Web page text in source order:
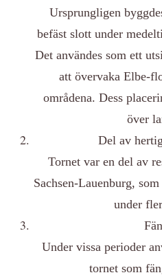
Ursprungligen
befäst slott under
Det användes som ett
att övervaka Elbe-
områdena. Dess
över
Del av
Tornet var en del av
Sachsen-Lauenburg,
under
Under vissa perioder
tornet som